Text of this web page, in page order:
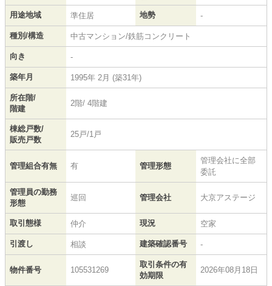
用途地域 準住居 地勢 -
種別/構造 中古マンション/鉄筋コンクリート
向き -
築年月 1995年 2月 (築31年)
所在階/
階建
2階/ 4階建
棟総戸数/
販売戸数
25戸/1戸
管理組合有無 有 管理形態
管理会社に全部
委託
管理員の勤務
形態
巡回 管理会社 大京アステージ
取引態様 仲介 現況 空家
引渡し 相談 建築確認番号 -
物件番号 105531269
取引条件の有
効期限
2026年08月18日